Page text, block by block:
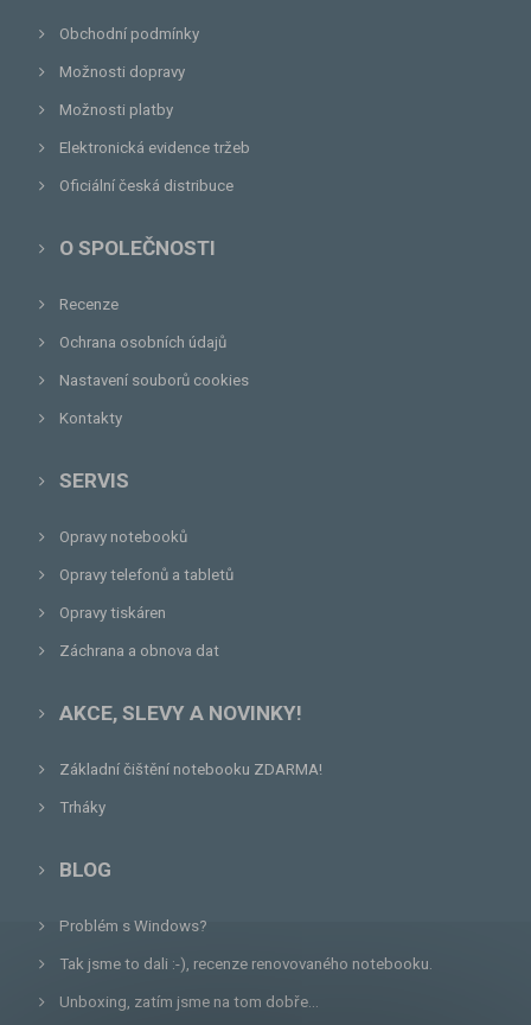
Obchodní podmínky
Možnosti dopravy
Možnosti platby
Elektronická evidence tržeb
Oficiální česká distribuce
O SPOLEČNOSTI
Recenze
Ochrana osobních údajů
Nastavení souborů cookies
Kontakty
SERVIS
Opravy notebooků
Opravy telefonů a tabletů
Opravy tiskáren
Záchrana a obnova dat
AKCE, SLEVY A NOVINKY!
Základní čištění notebooku ZDARMA!
Trháky
BLOG
Problém s Windows?
Tak jsme to dali :-), recenze renovovaného notebooku.
Unboxing, zatím jsme na tom dobře...